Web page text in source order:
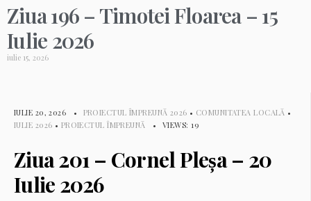
Ziua 196 – Timotei Floarea – 15
Iulie 2026
iulie 15, 2026
IULIE 20, 2026 • PROIECTUL ÎMPREUNĂ 2026 • COMUNITATEA LOCALĂ •
IULIE 2026 • PROIECTUL ÎMPREUNĂ • VIEWS: 19
Ziua 201 – Cornel Pleșa – 20
Iulie 2026